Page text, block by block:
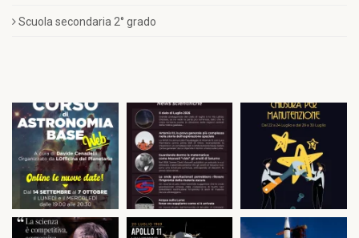
Scuola secondaria 2° grado